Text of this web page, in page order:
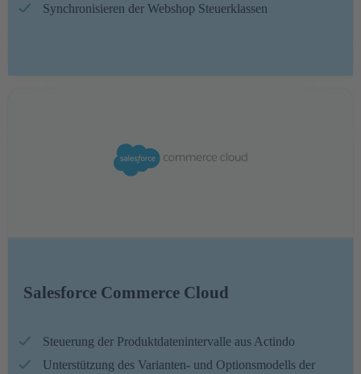
Synchronisieren der Webshop Steuerklassen
Salesforce Commerce Cloud
Steuerung der Produktdatenintervalle aus Actindo
Unterstützung des Varianten- und Optionsmodells der